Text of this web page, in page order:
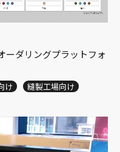
ーダリングプラットフォ
け 縫製工場向け